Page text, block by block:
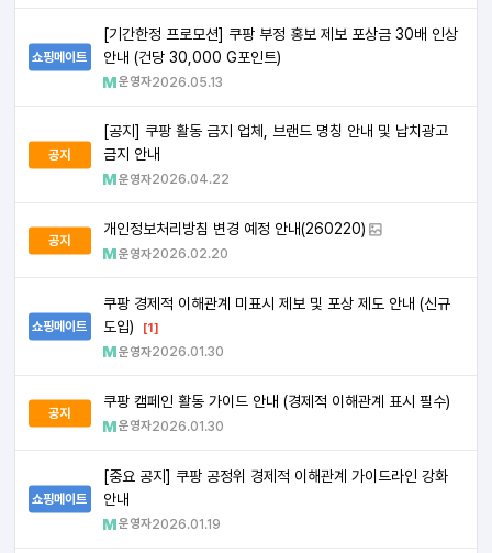
쇼핑메이트
[기간한정 프로모션] 쿠팡 부정 홍보 제보 포상금 30배 인상
안내 (건당 30,000 G포인트)
운영자2026.05.13
공지
[공지] 쿠팡 활동 금지 업체, 브랜드 명칭 안내 및 납치광고
금지 안내
운영자2026.04.22
공지
개인정보처리방침 변경 예정 안내(260220)
운영자2026.02.20
쇼핑메이트
쿠팡 경제적 이해관계 미표시 제보 및 포상 제도 안내 (신규
도입)
[1]
운영자2026.01.30
공지
쿠팡 캠페인 활동 가이드 안내 (경제적 이해관계 표시 필수)
운영자2026.01.30
쇼핑메이트
[중요 공지] 쿠팡 공정위 경제적 이해관계 가이드라인 강화
안내
운영자2026.01.19